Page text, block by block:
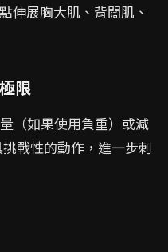
伸展胸大肌、背闊肌、
限
（如果使用負重）或減
戰性的動作，進一步刺